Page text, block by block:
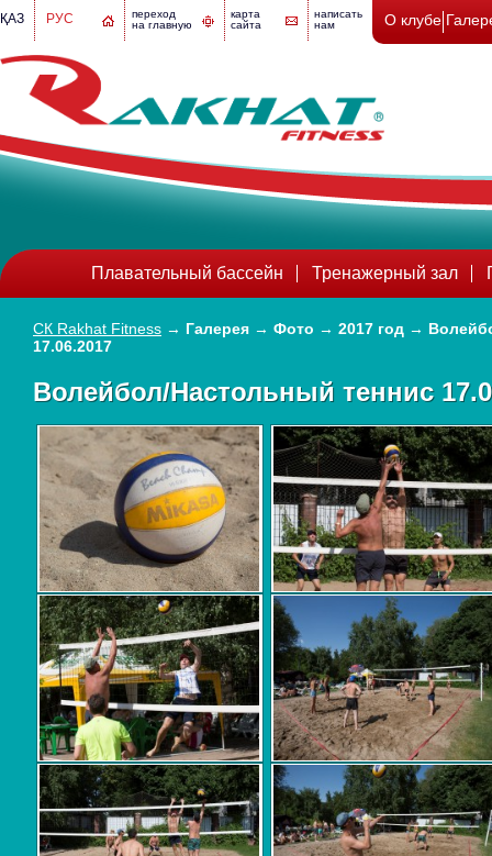
переход
на главную
карта
сайта
написать
нам
ҚАЗ РУС О клубе
Плавательный бассейн Тренажерный зал
СК Rakhat Fitness → Галерея → Фото → 2017 год →
17.06.2017
Волейбол/Настольный теннис